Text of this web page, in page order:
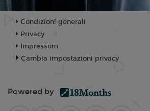
Condizioni generali
Privacy
Impressum
Cambia impostazioni privacy
Powered by